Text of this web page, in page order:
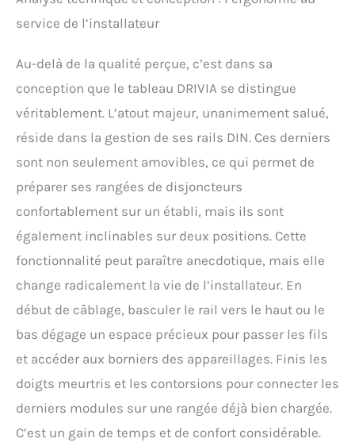
service de l’installateur
Au-delà de la qualité perçue, c’est dans sa
conception que le tableau DRIVIA se distingue
véritablement. L’atout majeur, unanimement salué,
réside dans la gestion de ses rails DIN. Ces derniers
sont non seulement amovibles, ce qui permet de
préparer ses rangées de disjoncteurs
confortablement sur un établi, mais ils sont
également inclinables sur deux positions. Cette
fonctionnalité peut paraître anecdotique, mais elle
change radicalement la vie de l’installateur. En
début de câblage, basculer le rail vers le haut ou le
bas dégage un espace précieux pour passer les fils
et accéder aux borniers des appareillages. Finis les
doigts meurtris et les contorsions pour connecter les
derniers modules sur une rangée déjà bien chargée.
C’est un gain de temps et de confort considérable.